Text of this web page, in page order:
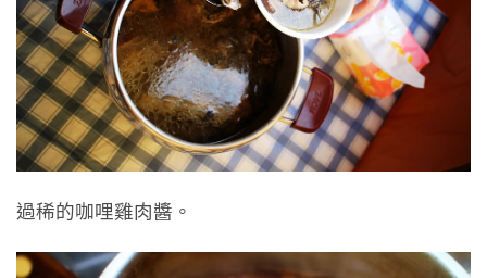
過稀的咖哩雞肉醬。